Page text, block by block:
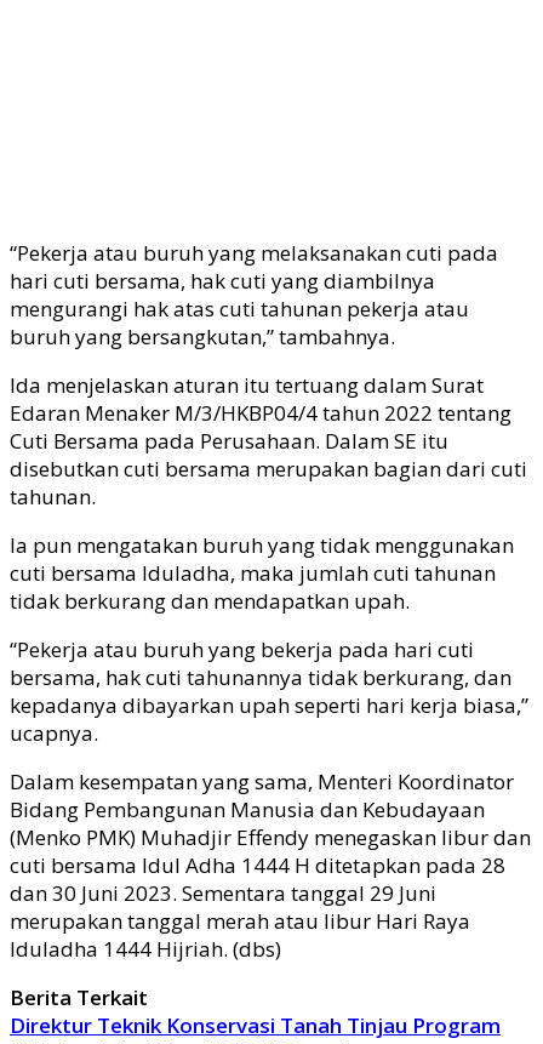
“Pekerja atau buruh yang melaksanakan cuti pada
hari cuti bersama, hak cuti yang diambilnya
mengurangi hak atas cuti tahunan pekerja atau
buruh yang bersangkutan,” tambahnya.
Ida menjelaskan aturan itu tertuang dalam Surat
Edaran Menaker M/3/HKBP04/4 tahun 2022 tentang
Cuti Bersama pada Perusahaan. Dalam SE itu
disebutkan cuti bersama merupakan bagian dari cuti
tahunan.
Ia pun mengatakan buruh yang tidak menggunakan
cuti bersama Iduladha, maka jumlah cuti tahunan
tidak berkurang dan mendapatkan upah.
“Pekerja atau buruh yang bekerja pada hari cuti
bersama, hak cuti tahunannya tidak berkurang, dan
kepadanya dibayarkan upah seperti hari kerja biasa,”
ucapnya.
Dalam kesempatan yang sama, Menteri Koordinator
Bidang Pembangunan Manusia dan Kebudayaan
(Menko PMK) Muhadjir Effendy menegaskan libur dan
cuti bersama Idul Adha 1444 H ditetapkan pada 28
dan 30 Juni 2023. Sementara tanggal 29 Juni
merupakan tanggal merah atau libur Hari Raya
Iduladha 1444 Hijriah. (dbs)
Berita Terkait
Direktur Teknik Konservasi Tanah Tinjau Program